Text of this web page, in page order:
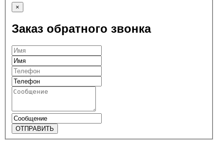
×
Заказ обратного звонка
ОТПРАВИТЬ